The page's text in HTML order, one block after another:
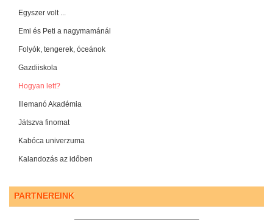
Egyszer volt ...
Emi és Peti a nagymamánál
Folyók, tengerek, óceánok
Gazdiiskola
Hogyan lett?
Illemanó Akadémia
Játszva finomat
Kabóca univerzuma
Kalandozás az időben
PARTNEREINK